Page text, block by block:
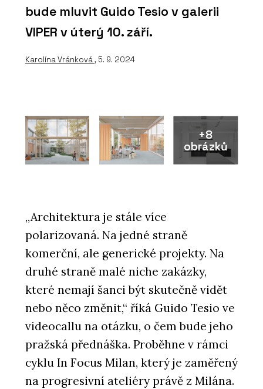
bude mluvit Guido Tesio v galerii
VIPER v úterý 10. září.
Karolína Vránková, 5. 9. 2024
+8
obrázků
„Architektura je stále více
polarizovaná. Na jedné straně
komerční, ale generické projekty. Na
druhé straně malé niche zakázky,
které nemají šanci být skutečně vidět
nebo něco změnit,“ říká Guido Tesio ve
videocallu na otázku, o čem bude jeho
pražská přednáška. Proběhne v rámci
cyklu In Focus Milan, který je zaměřený
na progresivní ateliéry právě z Milána.